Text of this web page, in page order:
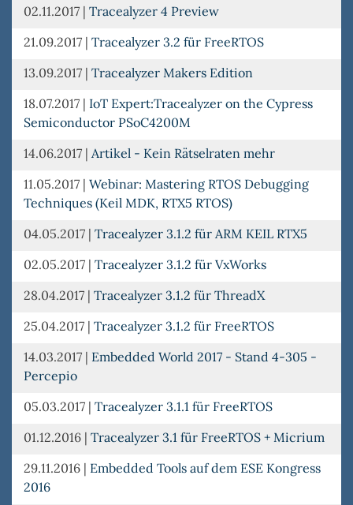
02.11.2017 | Tracealyzer 4 Preview
21.09.2017 | Tracealyzer 3.2 für FreeRTOS
13.09.2017 | Tracealyzer Makers Edition
18.07.2017 | IoT Expert:Tracealyzer on the Cypress
Semiconductor PSoC4200M
14.06.2017 | Artikel - Kein Rätselraten mehr
11.05.2017 | Webinar: Mastering RTOS Debugging
Techniques (Keil MDK, RTX5 RTOS)
04.05.2017 | Tracealyzer 3.1.2 für ARM KEIL RTX5
02.05.2017 | Tracealyzer 3.1.2 für VxWorks
28.04.2017 | Tracealyzer 3.1.2 für ThreadX
25.04.2017 | Tracealyzer 3.1.2 für FreeRTOS
14.03.2017 | Embedded World 2017 - Stand 4-305 -
Percepio
05.03.2017 | Tracealyzer 3.1.1 für FreeRTOS
01.12.2016 | Tracealyzer 3.1 für FreeRTOS + Micrium
29.11.2016 | Embedded Tools auf dem ESE Kongress
2016